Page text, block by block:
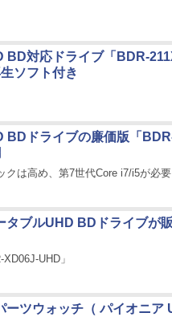
BD対応ドライブ「BDR-
ソフト付き
BDドライブの廉価版「
クは高め、第7世代Core i7/i5が必要
タブルUHD BDドライブが
UHD」
ーツウォッチ（ パイオニア